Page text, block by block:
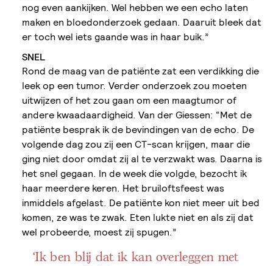
nog even aankijken. Wel hebben we een echo laten
maken en bloedonderzoek gedaan. Daaruit bleek dat
er toch wel iets gaande was in haar buik.”
SNEL
Rond de maag van de patiënte zat een verdikking die
leek op een tumor. Verder onderzoek zou moeten
uitwijzen of het zou gaan om een maagtumor of
andere kwaadaardigheid. Van der Giessen: “Met de
patiënte besprak ik de bevindingen van de echo. De
volgende dag zou zij een CT-scan krijgen, maar die
ging niet door omdat zij al te verzwakt was. Daarna is
het snel gegaan. In de week die volgde, bezocht ik
haar meerdere keren. Het bruiloftsfeest was
inmiddels afgelast. De patiënte kon niet meer uit bed
komen, ze was te zwak. Eten lukte niet en als zij dat
wel probeerde, moest zij spugen.”
‘Ik ben blij dat ik kan overleggen met